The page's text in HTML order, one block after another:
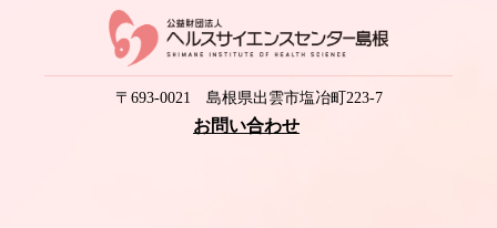
〒693-0021 島根県出雲市塩冶町223-7
お問い合わせ